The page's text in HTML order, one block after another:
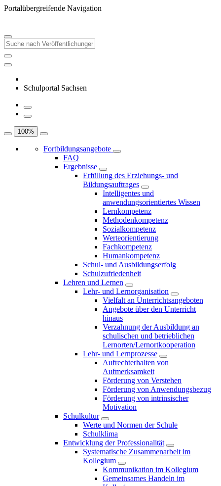
Portalübergreifende Navigation
Schulportal Sachsen
100%
Fortbildungsangebote
FAQ
Ergebnisse
Erfüllung des Erziehungs- und
Bildungsauftrages
Intelligentes und
anwendungsorientiertes Wissen
Lernkompetenz
Methodenkompetenz
Sozialkompetenz
Werteorientierung
Fachkompetenz
Humankompetenz
Schul- und Ausbildungserfolg
Schulzufriedenheit
Lehren und Lernen
Lehr- und Lernorganisation
Vielfalt an Unterrichtsangeboten
Angebote über den Unterricht
hinaus
Verzahnung der Ausbildung an
schulischen und betrieblichen
Lernorten/Lernortkooperation
Lehr- und Lernprozesse
Aufrechterhalten von
Aufmerksamkeit
Förderung von Verstehen
Förderung von Anwendungsbezug
Förderung von intrinsischer
Motivation
Schulkultur
Werte und Normen der Schule
Schulklima
Entwicklung der Professionalität
Systematische Zusammenarbeit im
Kollegium
Kommunikation im Kollegium
Gemeinsames Handeln im